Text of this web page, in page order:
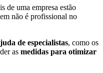
de uma empresa estão
não é profissional no
de especialistas, como os
as medidas para otimizar